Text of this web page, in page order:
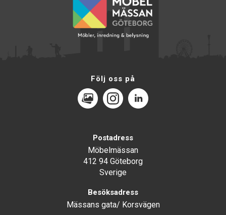
Följ oss på
MediaPortalInstagramLinkedIn
Postadress
Möbelmässan
412 94 Göteborg
Sverige
Besöksadress
Mässans gata/ Korsvägen